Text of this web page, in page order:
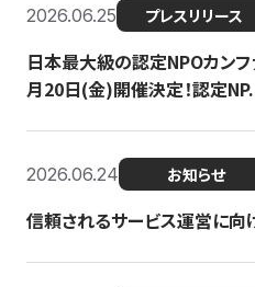
2026.06.25 プレスリリース
日本最大級の認定NPOカン
月20日(金)開催決定！認定
2026.06.24 お知らせ
信頼されるサービス運営に向